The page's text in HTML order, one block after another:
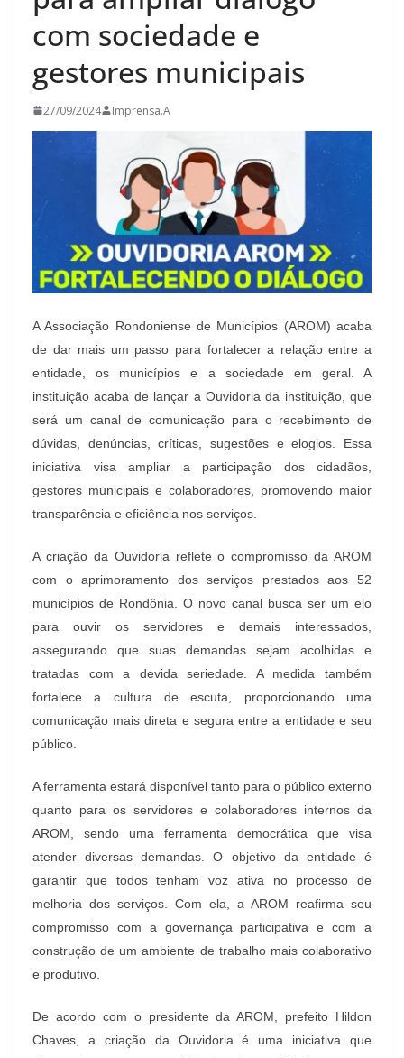
com sociedade e
gestores municipais
27/09/2024 Imprensa.A
A Associação Rondoniense de Municípios (AROM) acaba
de dar mais um passo para fortalecer a relação entre a
entidade, os municípios e a sociedade em geral. A
instituição acaba de lançar a Ouvidoria da instituição, que
será um canal de comunicação para o recebimento de
dúvidas, denúncias, críticas, sugestões e elogios. Essa
iniciativa visa ampliar a participação dos cidadãos,
gestores municipais e colaboradores, promovendo maior
transparência e eficiência nos serviços.
A criação da Ouvidoria reflete o compromisso da AROM
com o aprimoramento dos serviços prestados aos 52
municípios de Rondônia. O novo canal busca ser um elo
para ouvir os servidores e demais interessados,
assegurando que suas demandas sejam acolhidas e
tratadas com a devida seriedade. A medida também
fortalece a cultura de escuta, proporcionando uma
comunicação mais direta e segura entre a entidade e seu
público.
A ferramenta estará disponível tanto para o público externo
quanto para os servidores e colaboradores internos da
AROM, sendo uma ferramenta democrática que visa
atender diversas demandas. O objetivo da entidade é
garantir que todos tenham voz ativa no processo de
melhoria dos serviços. Com ela, a AROM reafirma seu
compromisso com a governança participativa e com a
construção de um ambiente de trabalho mais colaborativo
e produtivo.
De acordo com o presidente da AROM, prefeito Hildon
Chaves, a criação da Ouvidoria é uma iniciativa que